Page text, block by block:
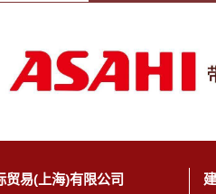
贸易(上海)有限公司